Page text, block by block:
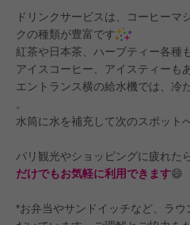
ドリンクサービスは、コーヒーマ
クの種類が豊富です
紅茶や日本茶、ハーブティー各種
アイスコーヒー、アイスティーも
エントランス横の給水機では、冷
。
水筒に水を補充して次のスポッ
パリ観光やショッピングに疲れた
だけでもお気軽に利用できます😄
*お弁当やサンドイッチなど、ラ